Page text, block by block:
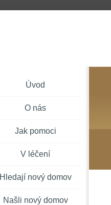
Úvod
O nás
Jak pomoci
V léčení
Hledají nový domov
Našli nový domov